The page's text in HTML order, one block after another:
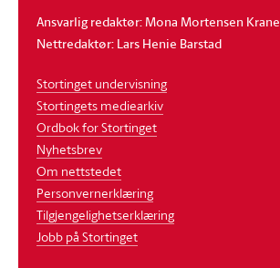
Ansvarlig redaktør: Mona Mortensen Krane
Nettredaktør: Lars Henie Barstad
Stortinget undervisning
Stortingets mediearkiv
Ordbok for Stortinget
Nyhetsbrev
Om nettstedet
Personvernerklæring
Tilgjengelighetserklæring
Jobb på Stortinget